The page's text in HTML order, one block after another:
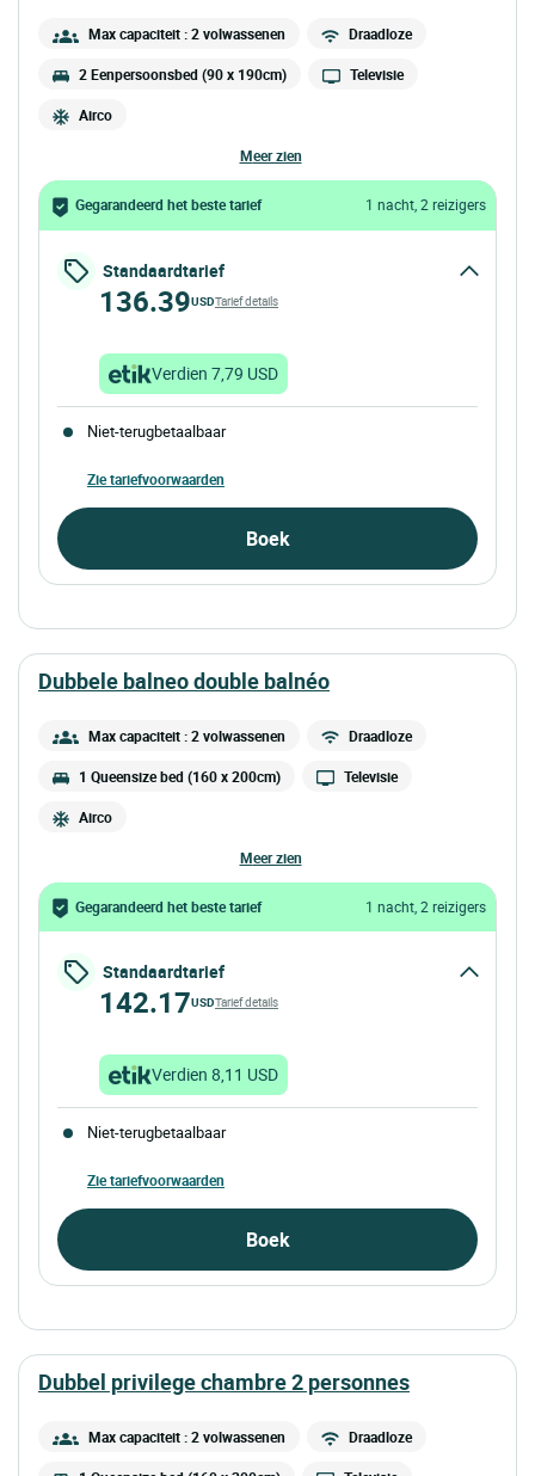
Max capaciteit : 2 volwassenen Draadloze
2 Eenpersoonsbed (90 x 190cm) Televisie
Airco
meer zien
Gegarandeerd het beste tarief 1 nacht, 2 reizigers
Standaardtarief
136.39USDTarief details
Verdien 7,79 USD
Niet-terugbetaalbaar
Zie tariefvoorwaarden
Boek
dubbele balneo double balnéo
Max capaciteit : 2 volwassenen Draadloze
1 Queensize bed (160 x 200cm) Televisie
Airco
meer zien
Gegarandeerd het beste tarief 1 nacht, 2 reizigers
Standaardtarief
142.17USDTarief details
Verdien 8,11 USD
Niet-terugbetaalbaar
Zie tariefvoorwaarden
Boek
dubbel privilege chambre 2 personnes
Max capaciteit : 2 volwassenen Draadloze